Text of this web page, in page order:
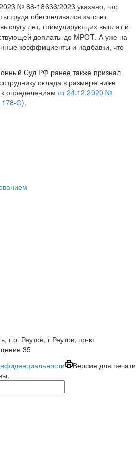
№ 88-18636/2023 указано, что
труда обеспечивался за счет
лет, стимулирующих выплат и
доплаты до МРОТ. А уже на
коэффициенты и надбавки, что
Суд РФ ранее также признал
оклада в размере ниже
к определениям от 24.12.2020 №
178-О).
г.о. Реутов, г Реутов, пр-кт
35
Версия для печати